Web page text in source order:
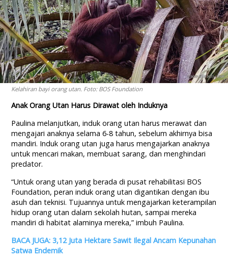
Kelahiran bayi orang utan. Foto: BOS Foundation
Anak Orang Utan Harus Dirawat oleh Induknya
Paulina melanjutkan, induk orang utan harus merawat dan
mengajari anaknya selama 6-8 tahun, sebelum akhirnya bisa
mandiri. Induk orang utan juga harus mengajarkan anaknya
untuk mencari makan, membuat sarang, dan menghindari
predator.
“Untuk orang utan yang berada di pusat rehabilitasi BOS
Foundation, peran induk orang utan digantikan dengan ibu
asuh dan teknisi. Tujuannya untuk mengajarkan keterampilan
hidup orang utan dalam sekolah hutan, sampai mereka
mandiri di habitat alaminya mereka,” imbuh Paulina.
BACA JUGA: 3,12 Juta Hektare Sawit Ilegal Ancam Kepunahan
Satwa Endemik